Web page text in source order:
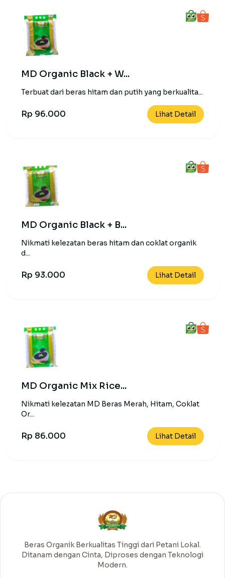
MD Organic Black + W...
Terbuat dari beras hitam dan putih yang berkualita...
Rp 96.000 Lihat Detail
MD Organic Black + B...
Nikmati kelezatan beras hitam dan coklat organik
d...
Rp 93.000 Lihat Detail
MD Organic Mix Rice...
Nikmati kelezatan MD Beras Merah, Hitam, Coklat
Or...
Rp 86.000 Lihat Detail
Beras Organik Berkualitas Tinggi dari Petani Lokal.
Ditanam dengan Cinta, Diproses dengan Teknologi
Modern.